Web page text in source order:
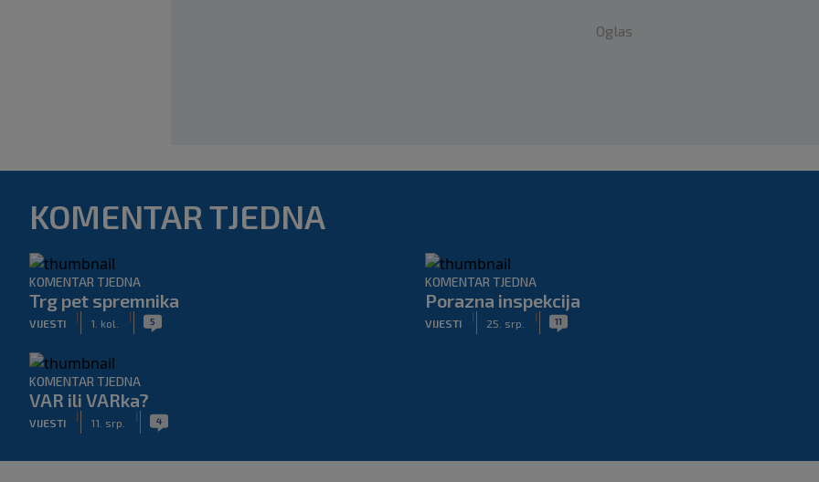
Oglas
KOMENTAR TJEDNA
KOMENTAR TJEDNA
Trg pet spremnika
VIJESTI
|
1. kol.
| 5
KOMENTAR TJEDNA
Porazna inspekcija
VIJESTI
|
25. srp.
| 11
KOMENTAR TJEDNA
VAR ili VARka?
VIJESTI
|
11. srp.
| 4